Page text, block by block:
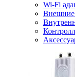
Wi-Fi
Внешние